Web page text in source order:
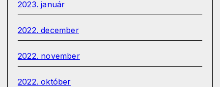
2023. január
2022. december
2022. november
2022. október